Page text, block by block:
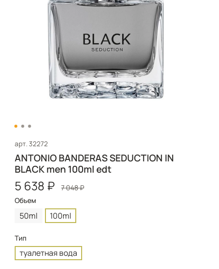
арт.32272
ANTONIO BANDERAS SEDUCTION IN
BLACK men 100ml edt
5 638 ₽
7 048 ₽
Объем
100ml
50ml
Тип
туалетная вода